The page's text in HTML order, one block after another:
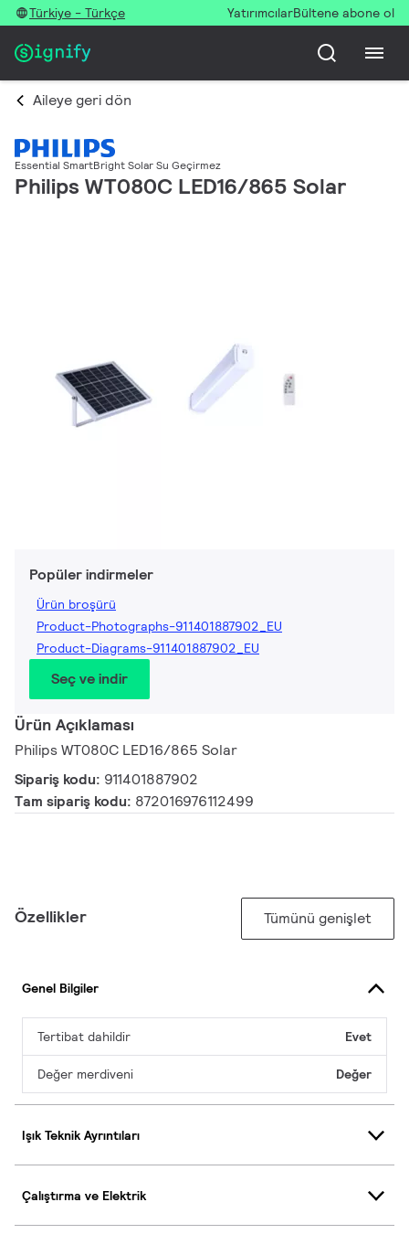
Türkiye - Türkçe YatırımcılarBültene abone ol
Aileye geri dön
Essential SmartBright Solar Su Geçirmez
Philips WT080C LED16/865 Solar
Popüler indirmeler
Ürün broşürü
Product-Photographs-911401887902_EU
Product-Diagrams-911401887902_EU
Seç ve indir
Ürün Açıklaması
Philips WT080C LED16/865 Solar
Sipariş kodu: 911401887902
Tam sipariş kodu: 872016976112499
Özellikler Tümünü genişlet
Genel Bilgiler
Tertibat dahildir Evet
Değer merdiveni Değer
Işık Teknik Ayrıntıları
Çalıştırma ve Elektrik